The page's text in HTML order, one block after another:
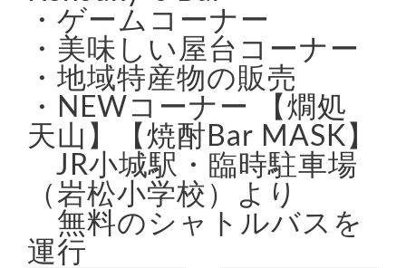
・ゲームコーナー
・美味しい屋台コーナー
・地域特産物の販売
・NEWコーナー 【燗処
天山】【焼酎Bar MASK】
JR小城駅・臨時駐車場
（岩松小学校）より
無料のシャトルバスを
運行